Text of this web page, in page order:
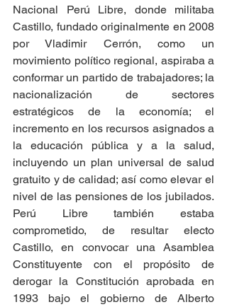
Nacional Perú Libre, donde militaba
Castillo, fundado originalmente en 2008
por Vladimir Cerrón, como un
movimiento político regional, aspiraba a
conformar un partido de trabajadores; la
nacionalización de sectores
estratégicos de la economía; el
incremento en los recursos asignados a
la educación pública y a la salud,
incluyendo un plan universal de salud
gratuito y de calidad; así como elevar el
nivel de las pensiones de los jubilados.
Perú Libre también estaba
comprometido, de resultar electo
Castillo, en convocar una Asamblea
Constituyente con el propósito de
derogar la Constitución aprobada en
1993 bajo el gobierno de Alberto